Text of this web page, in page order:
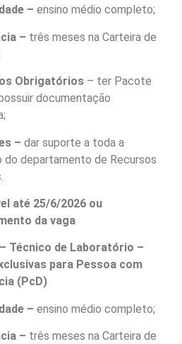
– ensino médio completo;
– três meses na Carteira de
Obrigatórios – ter Pacote
documentação
–dar suporte a toda a
do departamento de Recursos
até 25/6/2026 ou
da vaga
Técnico de Laboratório –
para Pessoa com
(PcD)
– ensino médio completo;
– três meses na Carteira de